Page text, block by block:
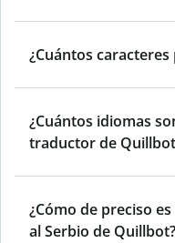
¿Cuántos
¿Cuántos idiomas
traductor de
¿Cómo de preciso
al Serbio de Quillbot?